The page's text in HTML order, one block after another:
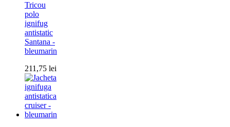
Tricou
polo
ignifug
antistatic
Santana -
bleumarin
211,75 lei